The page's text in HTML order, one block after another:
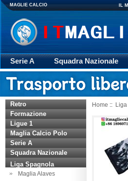
MAGLIE CALCIO IL
Serie A Squadra Nazionale
Giacca
Rugby trasporto
Retro
Formazione
Ligue 1
Maglia Calcio Polo
Serie A
Squadra Nazionale
Liga Spagnola
Maglia Alaves
Home ::